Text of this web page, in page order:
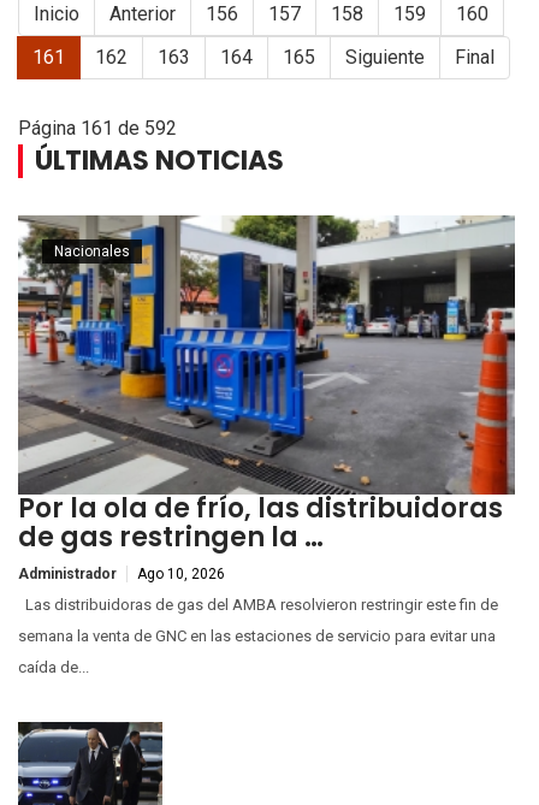
Inicio Anterior 156 157 158 159
160
161
162 163 164 165 Siguiente Final
Página 161 de 592
ÚLTIMAS NOTICIAS
Por la ola de frío, las distribuidoras
de gas restringen la …
Administrador Ago 10, 2026
Nacionales
Las distribuidoras de gas del AMBA resolvieron restringir este fin de
semana la venta de GNC en las estaciones de servicio para evitar una
caída de...